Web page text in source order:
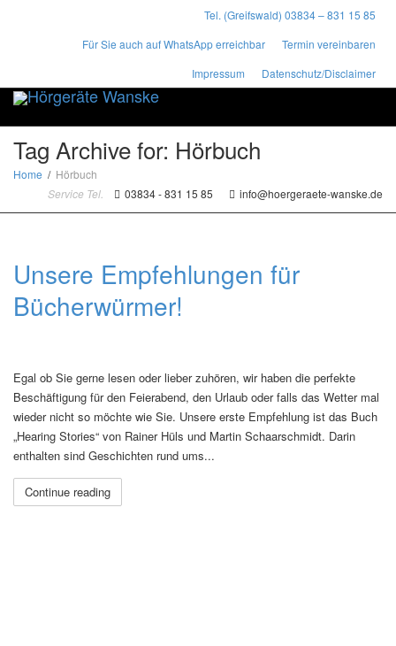
Tel. (Greifswald) 03834 – 831 15 85
Für Sie auch auf WhatsApp erreichbar
Termin vereinbaren
Impressum
Datenschutz/Disclaimer
Tag Archive for: Hörbuch
Home
Hörbuch
Service Tel.
03834 - 831 15 85 info@hoergeraete-wanske.de
Unsere Empfehlungen für
Bücherwürmer!
Egal ob Sie gerne lesen oder lieber zuhören, wir haben die perfekte
Beschäftigung für den Feierabend, den Urlaub oder falls das Wetter mal
wieder nicht so möchte wie Sie. Unsere erste Empfehlung ist das Buch
„Hearing Stories“ von Rainer Hüls und Martin Schaarschmidt. Darin
enthalten sind Geschichten rund ums...
Continue reading